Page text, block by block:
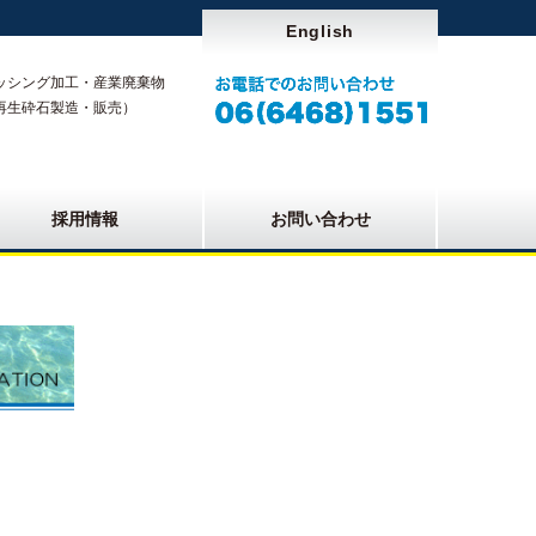
English
シング加工・産業廃棄物
砕石製造・販売）
採用情報 お問い合わせ